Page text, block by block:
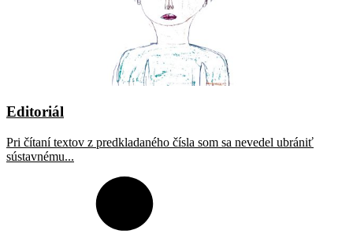
Editoriál
Pri čítaní textov z predkladaného čísla som sa nevedel ubrániť
sústavnému...